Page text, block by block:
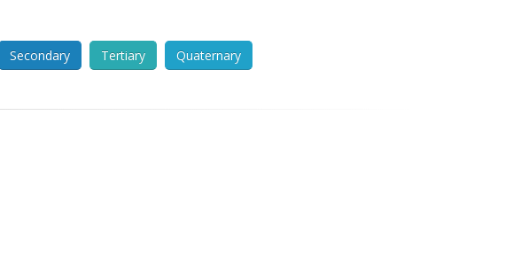
Secondary Tertiary Quaternary